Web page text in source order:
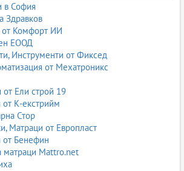
в София
Здравков
от Комфорт ИИ
ЕООД
Инструменти от Фиксед
от Мехатроникс
от Ели строй 19
от К-екстрийм
Стор
Матраци от Европласт
от Бенефин
матраци Mattro.net